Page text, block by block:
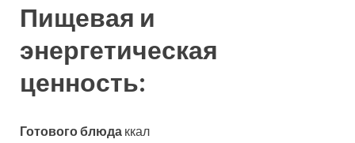
Пищевая и
энергетическая
ценность:
Готового блюда ккал